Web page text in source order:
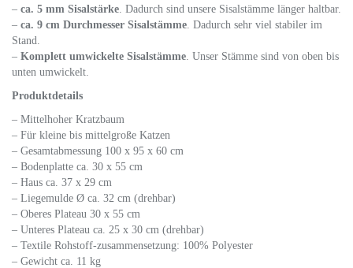
– ca. 5 mm Sisalstärke. Dadurch sind unsere Sisalstämme länger haltbar.
– ca. 9 cm Durchmesser Sisalstämme. Dadurch sehr viel stabiler im
Stand.
– Komplett umwickelte Sisalstämme. Unser Stämme sind von oben bis
unten umwickelt.
Produktdetails
– Mittelhoher Kratzbaum
– Für kleine bis mittelgroße Katzen
– Gesamtabmessung 100 x 95 x 60 cm
– Bodenplatte ca. 30 x 55 cm
– Haus ca. 37 x 29 cm
– Liegemulde Ø ca. 32 cm (drehbar)
– Oberes Plateau 30 x 55 cm
– Unteres Plateau ca. 25 x 30 cm (drehbar)
– Textile Rohstoff-zusammensetzung: 100% Polyester
– Gewicht ca. 11 kg